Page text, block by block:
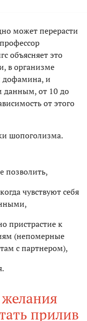
может перерасти
объясняет это
в организме
дофамина, и
данным, от 10 до
от этого
шопоголизма.
позволить,
чувствуют себя
пристрастие к
(непомерные
с партнером),
прилив